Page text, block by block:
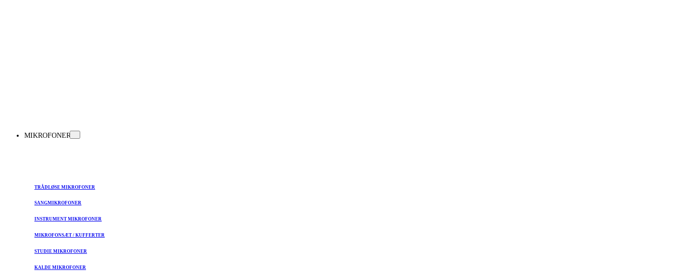
MIKROFONER
TRÅDLØSE MIKROFONER
SANGMIKROFONER
INSTRUMENT MIKROFONER
MIKROFONSÆT / KUFFERTER
STUDIE MIKROFONER
KALDE MIKROFONER